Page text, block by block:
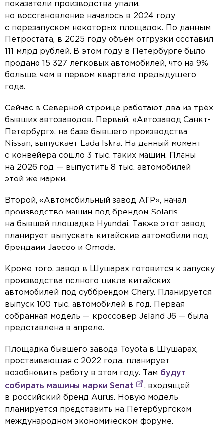
показатели производства упали,
но восстановление началось в 2024 году
с перезапуском некоторых площадок. По данным
Петростата, в 2025 году объём отгрузки составил
111 млрд рублей. В этом году в Петербурге было
продано 15 327 легковых автомобилей, что на 9%
больше, чем в первом квартале предыдущего
года.
Сейчас в Северной строице работают два из трёх
бывших автозаводов. Первый, «Автозавод Санкт-
Петербург», на базе бывшего производства
Nissan, выпускает Lada Iskra. На данный момент
с конвейера сошло 3 тыс. таких машин. Планы
на 2026 год — выпустить 8 тыс. автомобилей
этой же марки.
Второй, «Автомобильный завод АГР», начал
производство машин под брендом Solaris
на бывшей площадке Hyundai. Также этот завод
планирует выпускать китайские автомобили под
брендами Jaecoo и Omoda.
Кроме того, завод в Шушарах готовится к запуску
производства полного цикла китайских
автомобилей под суббрендом Chery. Планируется
выпуск 100 тыс. автомобилей в год. Первая
собранная модель — кроссовер Jeland J6 — была
представлена в апреле.
Площадка бывшего завода Toyota в Шушарах,
простаивающая с 2022 года, планирует
возобновить работу в этом году. Там будут
собирать машины марки Senat
, входящей
в российский бренд Aurus. Новую модель
планируется представить на Петербургском
международном экономическом форуме.